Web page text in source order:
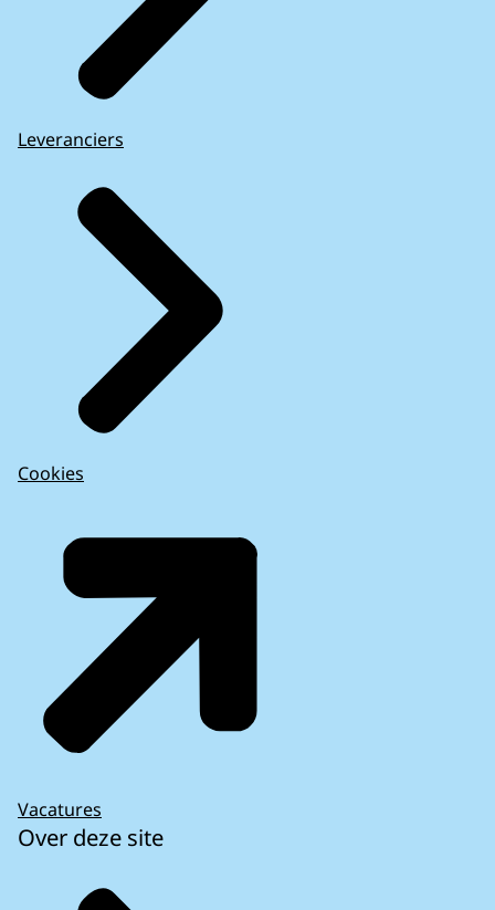
Leveranciers
Cookies
Vacatures
Over deze site